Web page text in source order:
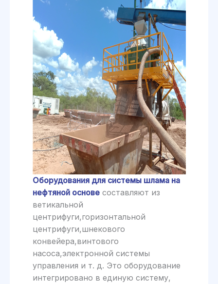
Оборудования для системы шлама на
нефтяной основесоставляют из
ветикальной
центрифуги,горизонтальной
центрифуги,шнекового
конвейера,винтового
насоса,электронной системы
управления и т. д. Это оборудование
интегрировано в единую систему,